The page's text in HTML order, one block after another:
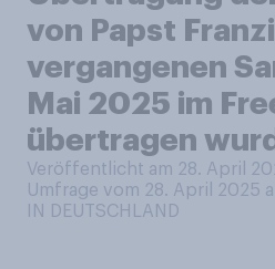
von Papst
vergangenen
Mai 2025 im
übertragen
Veröffentlicht am 28. April
Umfrage vom 28. April 2025
IN DEUTSCHLAND